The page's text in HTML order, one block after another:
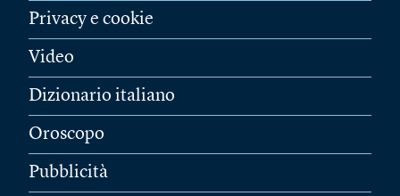
Privacy e cookie
Video
Dizionario italiano
Oroscopo
Pubblicità